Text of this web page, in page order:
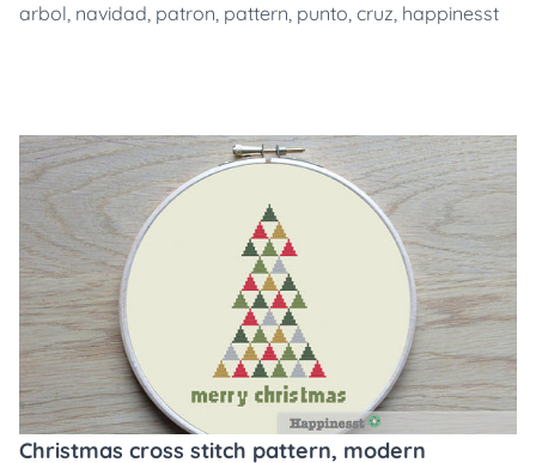
arbol, navidad, patron, pattern, punto, cruz, happinesst
Christmas cross stitch pattern, modern